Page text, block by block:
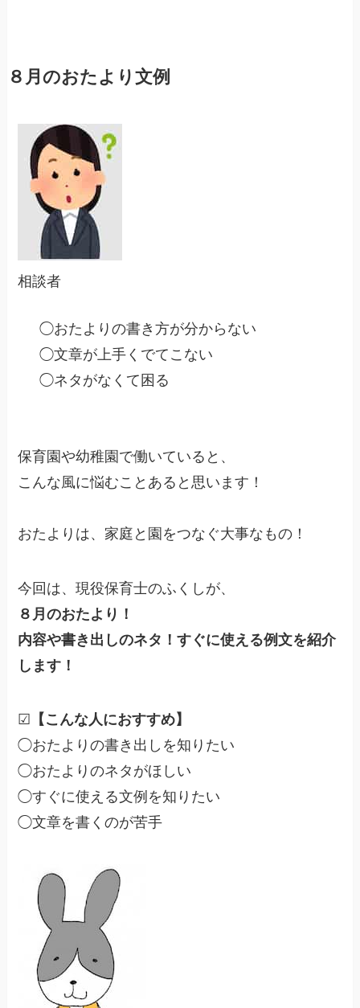
８月のおたより文例
相談者
◯おたよりの書き方が分からない
◯文章が上手くでてこない
◯ネタがなくて困る
保育園や幼稚園で働いていると、
こんな風に悩むことあると思います！
おたよりは、家庭と園をつなぐ大事なもの！
今回は、現役保育士のふくしが、
８月のおたより！
内容や書き出しのネタ！すぐに使える例文を紹介
します！
☑
【こんな人におすすめ】
◯おたよりの書き出しを知りたい
◯おたよりのネタがほしい
◯すぐに使える文例を知りたい
◯文章を書くのが苦手